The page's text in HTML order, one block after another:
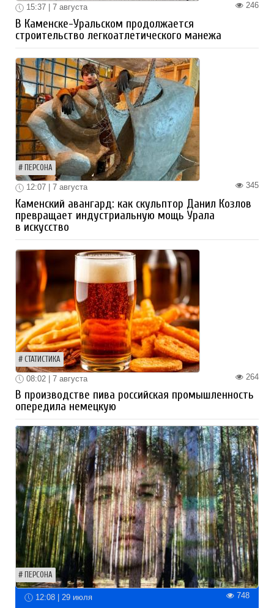
246
15:37 | 7 августа
В Каменске-Уральском продолжается
строительство легкоатлетического манежа
ПЕРСОНА
345
12:07 | 7 августа
Каменский авангард: как скульптор Данил Козлов
превращает индустриальную мощь Урала
в искусство
СТАТИСТИКА
264
08:02 | 7 августа
В производстве пива российская промышленность
опередила немецкую
ПЕРСОНА
12:08 | 29 июля 748